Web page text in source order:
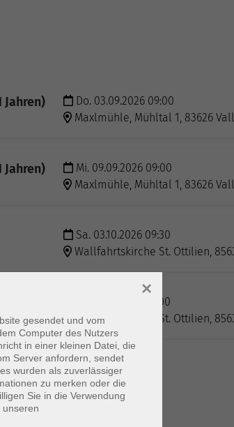
Do. 03.09.2026 09:00
Maxlmühle, Mühltal 1, 83626
Mi. 09.09.2026 09:00
Maxlmühle, Mühltal 1, 83626
Sa. 03.10.2026 09:30
Wallfahrtskirche St. Ottilien,
So. 24.01.2027 10:00
Wallfahrtskirche St. Ottilien,
gesendet und vom
Computer des Nutzers
in einer kleinen Datei, die
Server anfordern, sendet
wurden als zuverlässiger
zu merken oder die
Sie in die Verwendung
unseren
×